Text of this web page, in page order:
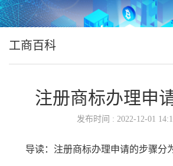
工商百科
注册商标办理申
发布时间 : 2022-12-01
导读：注册商标办理申请的步骤分